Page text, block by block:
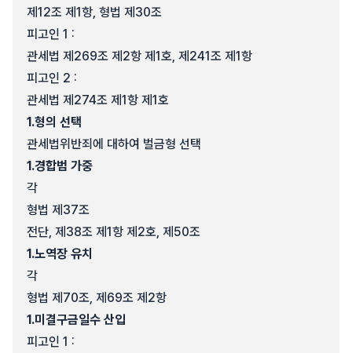
제12조 제1항, 형법 제30조
피고인 1 :
관세법 제269조 제2항 제1호, 제241조 제1항
피고인 2 :
관세법 제274조 제1항 제1호
1.형의 선택
관세법위반죄에 대하여 벌금형 선택
1.경합범 가중
각
형법 제37조
전단, 제38조 제1항 제2호, 제50조
1.노역장 유치
각
형법 제70조, 제69조 제2항
1.미결구금일수 산입
피고인 1 :